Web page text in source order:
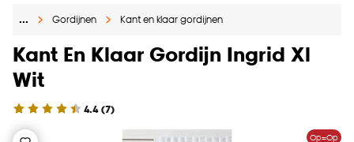
Gratis raam advies en opmeten aan huis
… Gordijnen Kant en klaar gordijnen
Kant En Klaar Gordijn Ingrid Xl
Wit
4.4(7)
Op=Op